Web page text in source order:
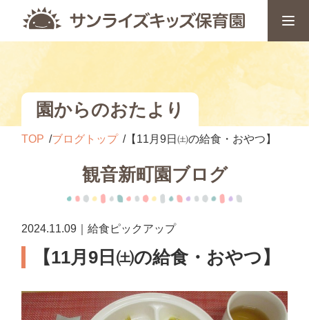
園からのおたより
TOP ブログトップ 【11月9日㈯の給食・おやつ】
観音新町園ブログ
2024.11.09｜給食ピックアップ
【11月9日㈯の給食・おやつ】